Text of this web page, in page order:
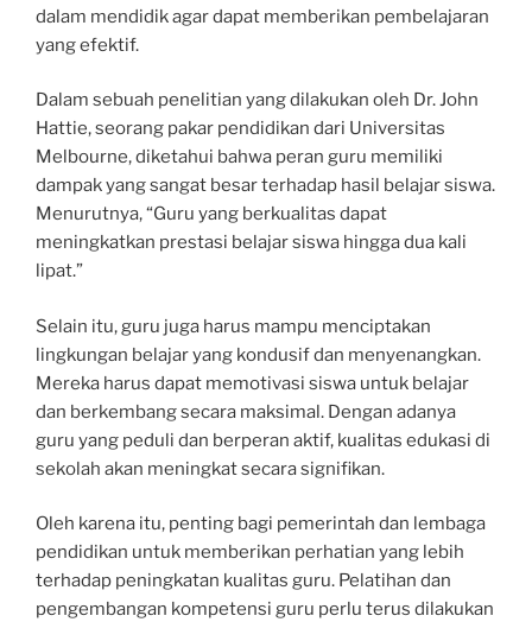
dalam mendidik agar dapat memberikan pembelajaran
yang efektif.
Dalam sebuah penelitian yang dilakukan oleh Dr. John
Hattie, seorang pakar pendidikan dari Universitas
Melbourne, diketahui bahwa peran guru memiliki
dampak yang sangat besar terhadap hasil belajar siswa.
Menurutnya, “Guru yang berkualitas dapat
meningkatkan prestasi belajar siswa hingga dua kali
lipat.”
Selain itu, guru juga harus mampu menciptakan
lingkungan belajar yang kondusif dan menyenangkan.
Mereka harus dapat memotivasi siswa untuk belajar
dan berkembang secara maksimal. Dengan adanya
guru yang peduli dan berperan aktif, kualitas edukasi di
sekolah akan meningkat secara signifikan.
Oleh karena itu, penting bagi pemerintah dan lembaga
pendidikan untuk memberikan perhatian yang lebih
terhadap peningkatan kualitas guru. Pelatihan dan
pengembangan kompetensi guru perlu terus dilakukan